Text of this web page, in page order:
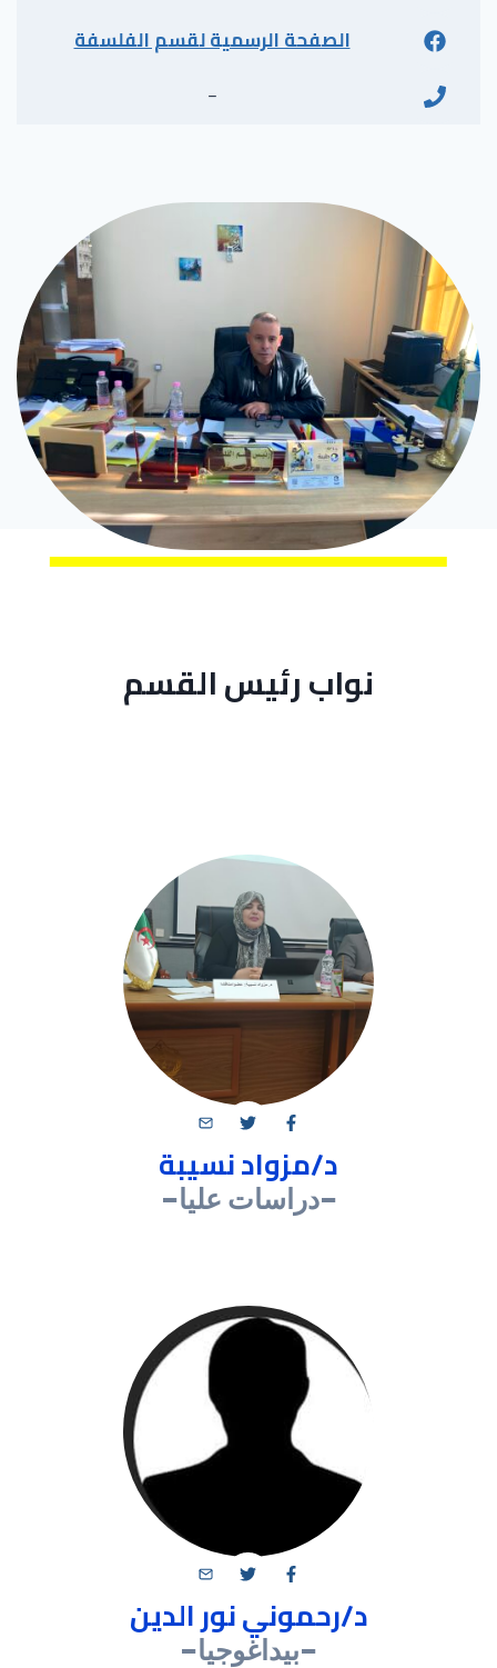
الصفحة الرسمية لقسم الفلسفة
–
نواب رئيس القسم
د/مزواد نسيبة
-دراسات عليا-
د/رحموني نور الدين
-بيداغوجيا-